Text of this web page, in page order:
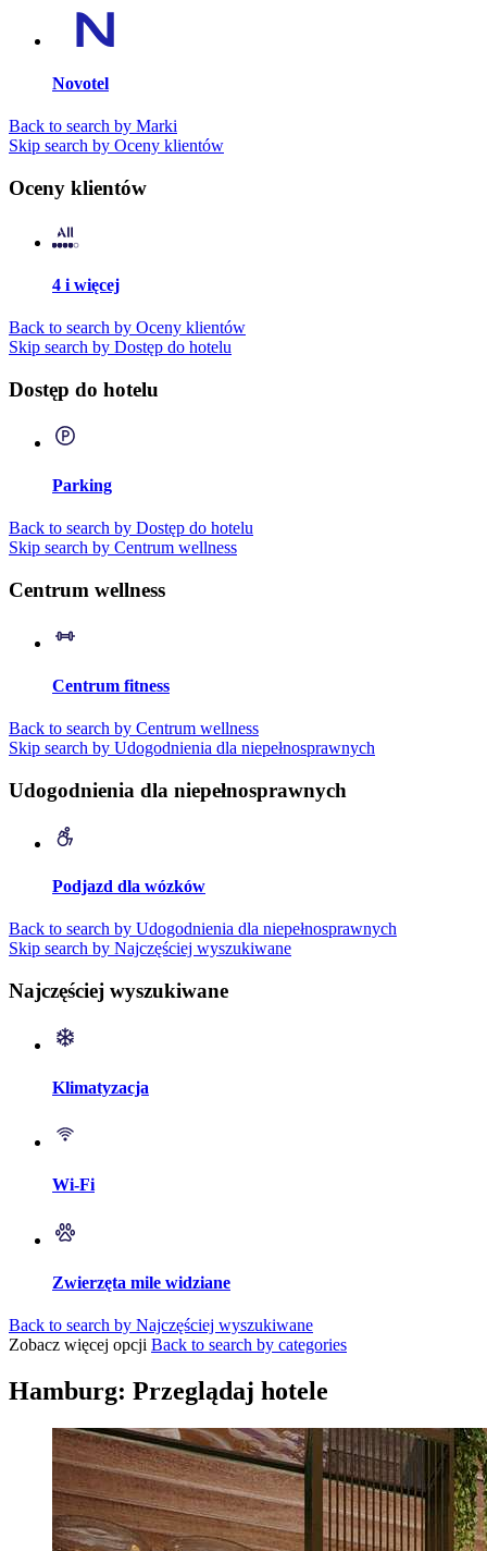
Novotel
Back to search by Marki
Skip search by Oceny klientów
Oceny klientów
4 i więcej
Back to search by Oceny klientów
Skip search by Dostęp do hotelu
Dostęp do hotelu
Parking
Back to search by Dostęp do hotelu
Skip search by Centrum wellness
Centrum wellness
Centrum fitness
Back to search by Centrum wellness
Skip search by Udogodnienia dla niepełnosprawnych
Udogodnienia dla niepełnosprawnych
Podjazd dla wózków
Back to search by Udogodnienia dla niepełnosprawnych
Skip search by Najczęściej wyszukiwane
Najczęściej wyszukiwane
Klimatyzacja
Wi-Fi
Zwierzęta mile widziane
Back to search by Najczęściej wyszukiwane
Zobacz więcej opcji Back to search by categories
Hamburg: Przeglądaj hotele